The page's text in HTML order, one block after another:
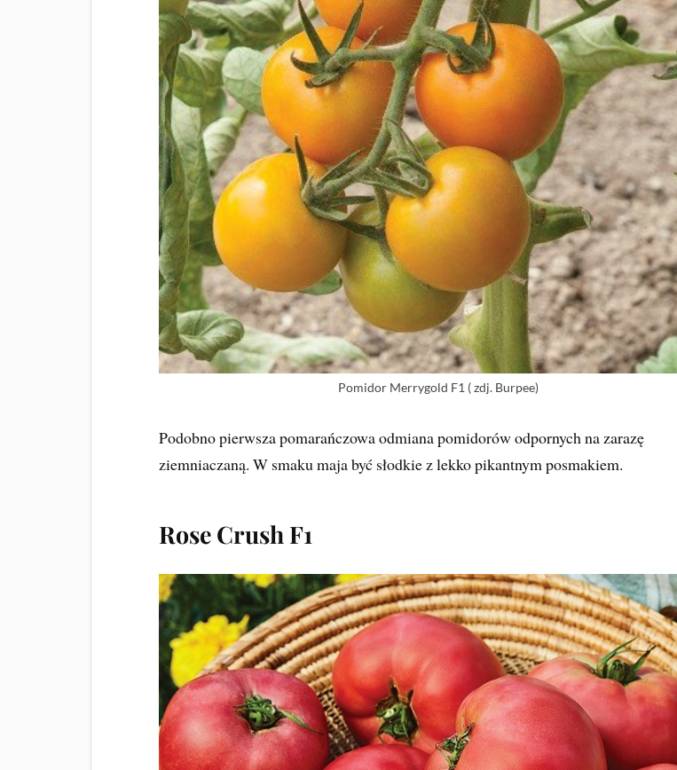
Pomidor Merrygold F1 ( zdj. Burpee)
Podobno pierwsza pomarańczowa odmiana pomidorów odpornych na zarazę
ziemniaczaną. W smaku maja być słodkie z lekko pikantnym posmakiem.
Rose Crush F1